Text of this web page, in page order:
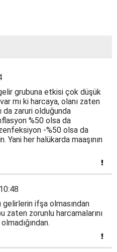
grubuna etkisi çok düşük
mı ki harcaya, olanı zaten
da zaruri olduğunda
%50 olsa da
-%50 olsa da
Yani her halükarda maaşının
gelirlerin ifşa olmasından
zaten zorunlu harcamalarını